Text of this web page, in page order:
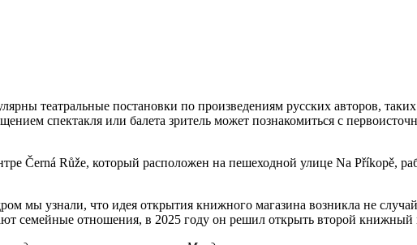
театральные постановки по произведениям русских авторов,
спектакля или балета зритель может познакомиться с
Černá Růže, который расположен на пешеходной улице Na Příkopě,
мы узнали, что идея открытия книжного магазина возникла не
семейные отношения, в 2025 году он решил открыть второй книжный